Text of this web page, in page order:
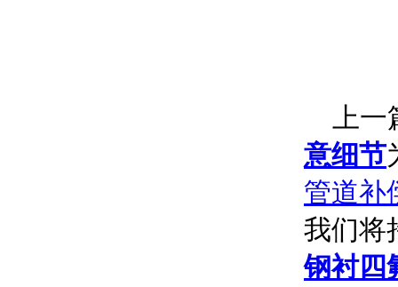
上一
意细节
管道补
我们将
钢衬四